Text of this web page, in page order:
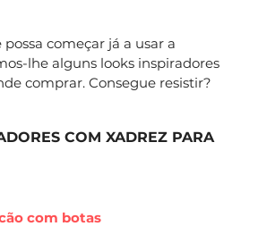
possa começar já a usar a
lhe alguns looks inspiradores
comprar. Consegue resistir?
COM XADREZ PARA
com botas